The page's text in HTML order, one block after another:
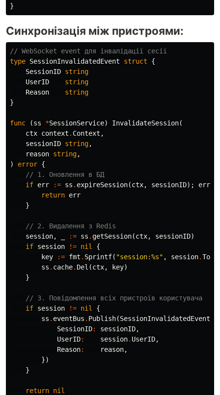
}
Синхронізація між пристроями:
// WebSocket event для інвалідації сесії
type SessionInvalidatedEvent struct
{
SessionID string
UserID
string
Reason
string
}
func (ss *SessionService) InvalidateSession(
ctx context . Context ,
sessionID string,
reason string,
)
error {
// 1. Оновлення в БД
if err := ss . expireSession(ctx, sessionID); err
return err
}
// 2. Видалення з Redis
session, := ss .getSession(ctx, sessionID)
if session != nil
{
key
:= fmt . Sprintf( "session:%s" , session.
ss . cache. Del (ctx, key)
}
// 3. Повідомлення всіх пристроїв користувача
if session != nil
{
ss . eventBus . Publish(SessionInvalidatedEvent
SessionID: sessionID,
UserID: session. UserID,
Reason: reason,
})
}
return nil